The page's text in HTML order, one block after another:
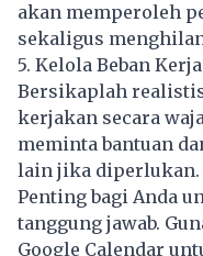
akan memperoleh
sekaligus
5. Kelola Beban
Bersikaplah
kerjakan secara
meminta bantuan
lain jika diperlukan.
Penting bagi Anda
tanggung jawab.
Google Calendar